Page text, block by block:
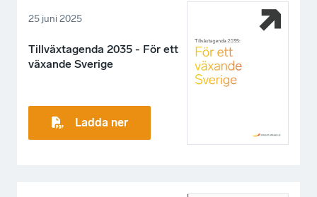
25 juni 2025
Tillväxtagenda 2035 - För ett
växande Sverige
Ladda ner